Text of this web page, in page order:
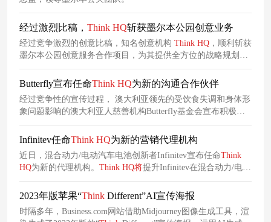
经过激烈比稿， Think HQ斩获墨尔本公园创意业务
经过竞争激烈的创意比稿，知名创意机构 Think HQ ，顺利斩获
墨尔本公园创意服务合作项目，为其提供全方位的战略规划与
创意落地支持。本次合作任命落地后，该机构将深度入局墨尔
本公园全年整体营销工作。
Butterfly宣布任命Think HQ为新的沟通合作伙伴
经过竞争性的宣传过程， 澳大利亚领先的受饮食失调和身体形
象问题影响的澳大利亚人慈善机构Butterfly基金会宣布积极变
革机构Think HQ为其新的沟通合作伙伴。
Infinitev任命Think HQ为新的营销代理机构
近日，混合动力/电动汽车电池创新者Infinitev宣布任命Think
HQ为新的代理机构。 Think HQ将提升Infinitev在混合动力/电动
汽车(ev)电池循环经济方面的工作，此前该公司被指定为可持
续电池存储解决方案创新者提供一系列营销服务。
2023年版苹果“Think Different”AI宣传海报
时隔多年，Business.com网站借助Midjourney图像生成工具，渲